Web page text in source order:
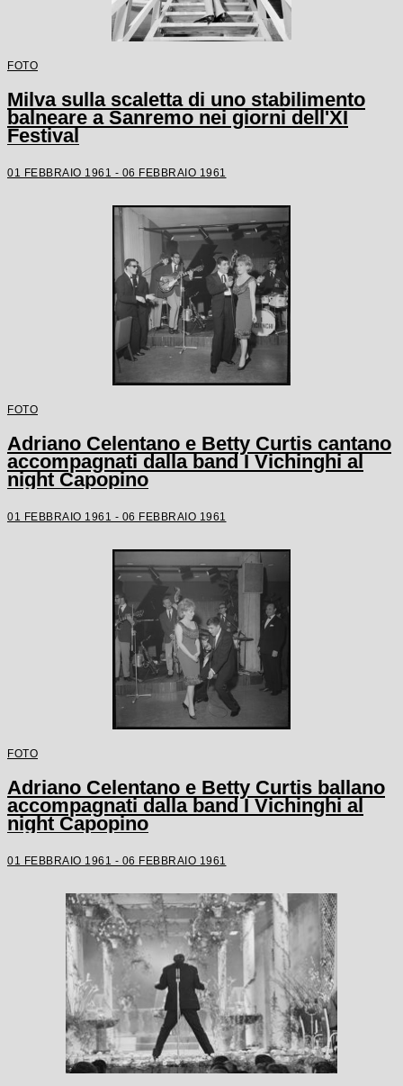
FOTO
Milva sulla scaletta di uno stabilimento
balneare a Sanremo nei giorni dell'XI
Festival
01 FEBBRAIO 1961 - 06 FEBBRAIO 1961
FOTO
Adriano Celentano e Betty Curtis cantano
accompagnati dalla band I Vichinghi al
night Capopino
01 FEBBRAIO 1961 - 06 FEBBRAIO 1961
FOTO
Adriano Celentano e Betty Curtis ballano
accompagnati dalla band I Vichinghi al
night Capopino
01 FEBBRAIO 1961 - 06 FEBBRAIO 1961